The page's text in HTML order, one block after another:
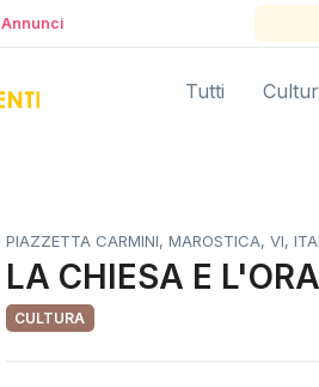
Annunci
Tutti
PIAZZETTA CARMINI, MAROSTICA, VI,
LA CHIESA E
CULTURA